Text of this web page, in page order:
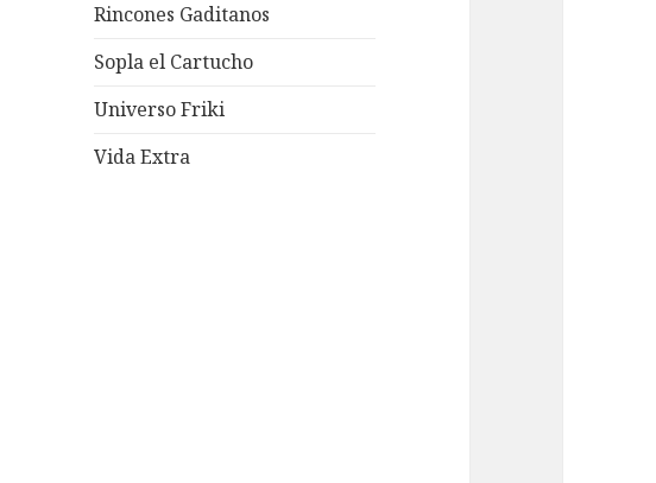
Rincones Gaditanos
Sopla el Cartucho
Universo Friki
Vida Extra